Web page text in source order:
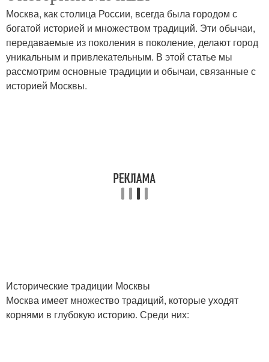
Москва, как столица России, всегда была городом с
богатой историей и множеством традиций. Эти обычаи,
передаваемые из поколения в поколение, делают город
уникальным и привлекательным. В этой статье мы
рассмотрим основные традиции и обычаи, связанные с
историей Москвы.
Исторические традиции Москвы
Москва имеет множество традиций, которые уходят
корнями в глубокую историю. Среди них: